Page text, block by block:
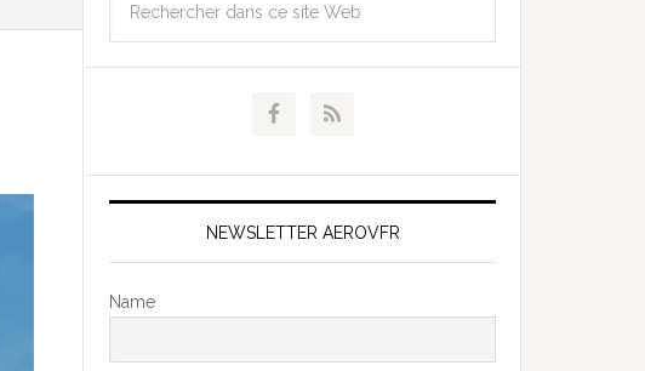
NEWSLETTER AEROVFR
Name